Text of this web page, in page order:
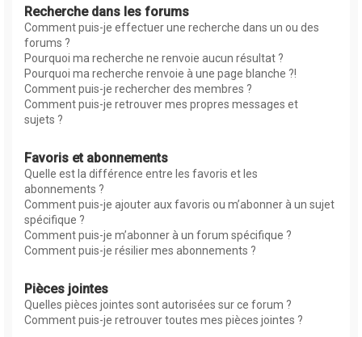
Recherche dans les forums
Comment puis-je effectuer une recherche dans un ou des
forums ?
Pourquoi ma recherche ne renvoie aucun résultat ?
Pourquoi ma recherche renvoie à une page blanche ?!
Comment puis-je rechercher des membres ?
Comment puis-je retrouver mes propres messages et
sujets ?
Favoris et abonnements
Quelle est la différence entre les favoris et les
abonnements ?
Comment puis-je ajouter aux favoris ou m’abonner à un sujet
spécifique ?
Comment puis-je m’abonner à un forum spécifique ?
Comment puis-je résilier mes abonnements ?
Pièces jointes
Quelles pièces jointes sont autorisées sur ce forum ?
Comment puis-je retrouver toutes mes pièces jointes ?